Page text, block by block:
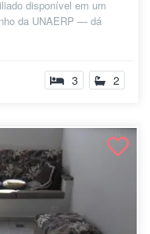
disponível em um
da UNAERP — dá
3 2